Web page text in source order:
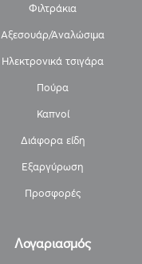
Φιλτράκια
Αξεσουάρ/Αναλώσιμα
Ηλεκτρονικά τσιγάρα
Πούρα
Καπνοί
Διάφορα είδη
Εξαργύρωση
Προσφορές
Λογαριασμός